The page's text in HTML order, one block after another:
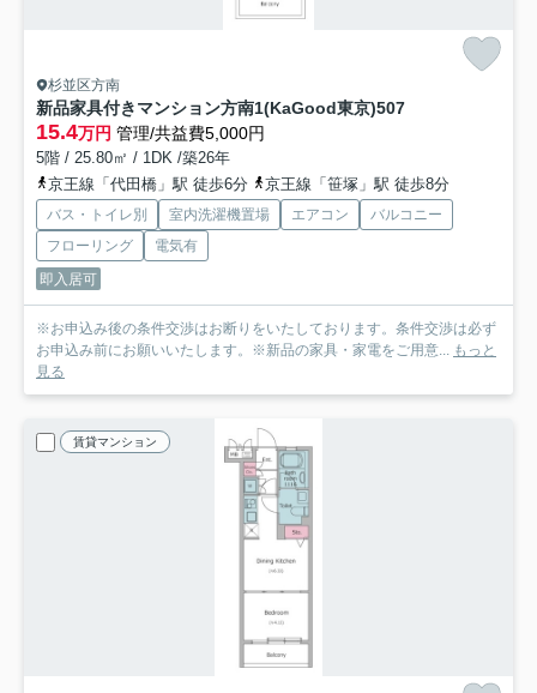
杉並区方南
新品家具付きマンション方南1(KaGood東京)507
15.4万円 管理/共益費5,000円
5階 / 25.80㎡ / 1DK /築26年
京王線「代田橋」駅 徒歩6分
京王線「笹塚」駅 徒歩8分
バス・トイレ別 室内洗濯機置場 エアコン
バルコニー
フローリング
電気有
即入居可
※お申込み後の条件交渉はお断りをいたしております。条件交渉は必ず
お申込み前にお願いいたします。※新品の家具・家電をご用意... もっと
見る
賃貸マンション